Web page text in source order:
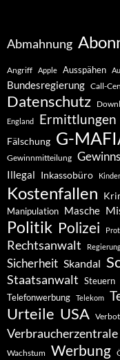
Abmahnung
Angriff Apple Ausspähen
Bundesregierung Call-
Datenschutz
England Ermittlungen
Fälschung G-
Gewinnmitteilung
Illegal Inkassobüro Kinder
Kostenfallen
Manipulation Masche
Politik Polizei
Rechtsanwalt
Sicherheit Skandal
Staatsanwalt Steuern
Telefonwerbung Telekom
Urteile USA Verbot
Verbraucherzentrale
Wachstum Werbung